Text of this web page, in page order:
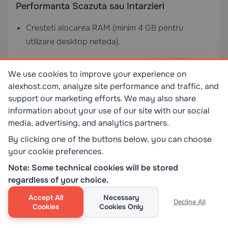
Performanta Scazuta sau Intarzieri
Cresteti alocarea RAM (minim 4 GB pentru
utilizare desktop neteda).
Activati virtualizarea hardware in BIOS/UEFI.
Instalati
open-vm-tools
pentru o mai buna
integrare VMware.
Reduceti efectele vizuale in setarile mediului
desktop.
Fara Acces la Internet
Verificati ca adaptorul de retea este setat la
in setarile VMware.
Executati
sudo dhclient eth0
sudo
dhclient ens33
pentru a solicita o licenta DHCP.
We use cookies to improve your experience on
alexhost.com, analyze site performance and traffic, and
support our marketing efforts. We may also share
information about your use of our site with our social
media, advertising, and analytics partners.
By clicking one of the buttons below, you can choose
your cookie preferences.
Note: Some technical cookies will be stored
regardless of your choice.
Accept All
Cookies
Necessary
Cookies Only
Decline All